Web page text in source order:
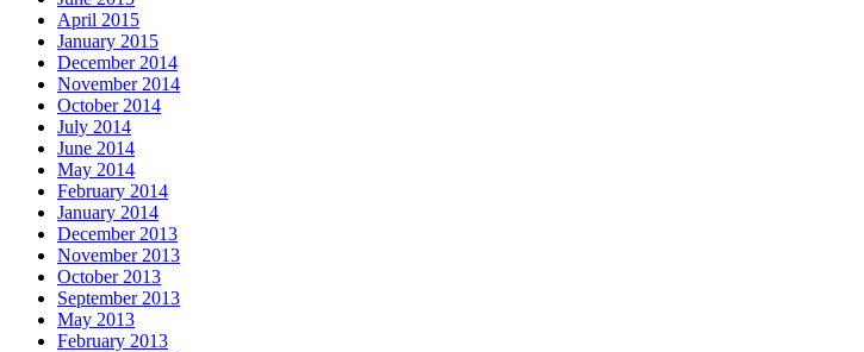
April 2015
January 2015
December 2014
November 2014
October 2014
July 2014
June 2014
May 2014
February 2014
January 2014
December 2013
November 2013
October 2013
September 2013
May 2013
February 2013